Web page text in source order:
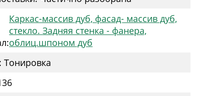
Каркас-массив дуб, фасад- массив дуб,
стекло. Задняя стенка - фанера,
облиц.шпоном дуб
Тонировка